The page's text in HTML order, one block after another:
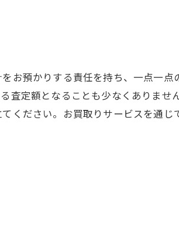
お預かりする責任を持ち、一点一点
査定額となることも少なくありませ
ください。お買取りサービスを通じ